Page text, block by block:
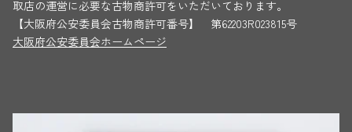
取店の運営に必要な古物商許可をいただいております。
【大阪府公安委員会古物商許可番号】 第62203R023815号
大阪府公安委員会ホームページ